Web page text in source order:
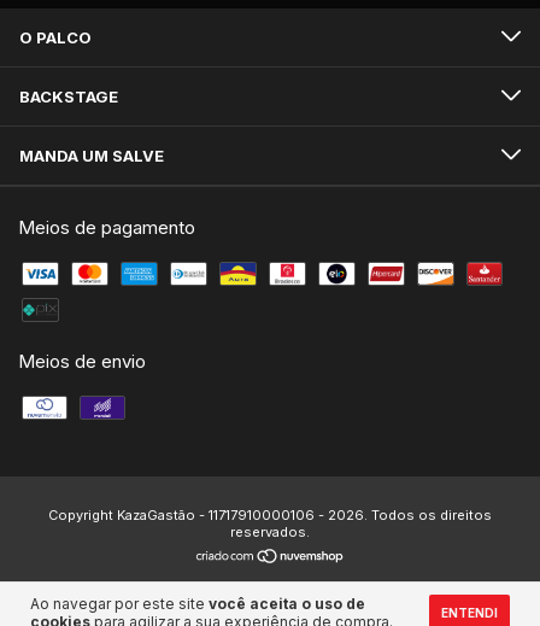
Ao navegar por este site você aceita o uso de
cookies para agilizar a sua experiência de compra. ENTENDI
O PALCO
BACKSTAGE
MANDA UM SALVE
Meios de pagamento
Meios de envio
Copyright KazaGastão - 11717910000106 - 2026. Todos os direitos
reservados.